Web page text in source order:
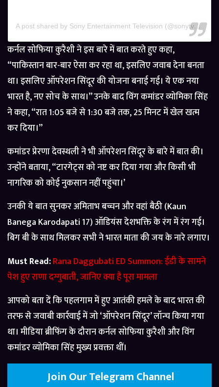
A post shared by Sony Entertainment Television (@sonytvofficial)
कर्नल सोफिया कुरैशी ने इस बारे में बात करते हुए कहा,
“पाकिस्तान बार-बार ऐसा कर रहा था, इसलिए जवाब देना बनता
था। इसलिए ऑपरेशन सिंदूर की योजना बनाई गई। ये एक नया
भारत है, नए सोच के साथ।” उनके बाद विंग कमांडर व्योमिका सिंह
ने कहा, “रात 1:05 बजे से 1:30 बजे तक, 25 मिनट में खेल खत्म
कर दिया।”
कमांडर प्रेरणा देवस्थली ने भी ऑपरेशन सिंदूर के बारे में बात की।
उन्होंने बताया, “टारगेट्स को नष्ट कर दिया गया और किसी भी
नागरिक को कोई नुकसान नहीं पहुंचा।’
उनकी ये बात सुनकर अमिताभ बच्चन और वहां बैठी (Kaun
Banega Karodapati 17) ऑडियंस देशभक्ति के रंग में रंग गई।
बिग बी के साथ मिलकर सभी ने भारत माता की जय के नारे लगाए।
Must Read:Rana Daggubati ED Summon: ईडी के सामने
पेश हुए राणा दग्गुबाती, जानिए क्या है पूरा मामला
आपको बता दें कि पहलगाम में हुए आतंकी हमले के बाद भारत की
तरफ से जवाबी कार्रवाई में जो ‘ऑपरेशन सिंदूर’ लॉन्च किया गया
था। मीडिया ब्रीफिंग के दौरान कर्नल सोफिया कुरैशी और विंग
कमांडर व्योमिका सिंह मुख्य प्रवक्ता थीं।
Join Our Telegram Channel